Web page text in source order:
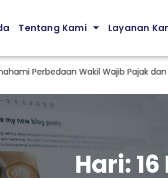
Tentang Kami Layanan
Wakil Wajib Pajak dan
Hari: